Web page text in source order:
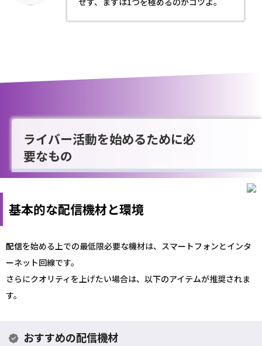
ライバー活動を始めるために必
要なもの
基本的な配信機材と環境
配信を始める上での最低限必要な機材は、スマートフォンとインタ
ーネット回線です。
さらにクオリティを上げたい場合は、以下のアイテムが推奨されま
す。
おすすめの配信機材